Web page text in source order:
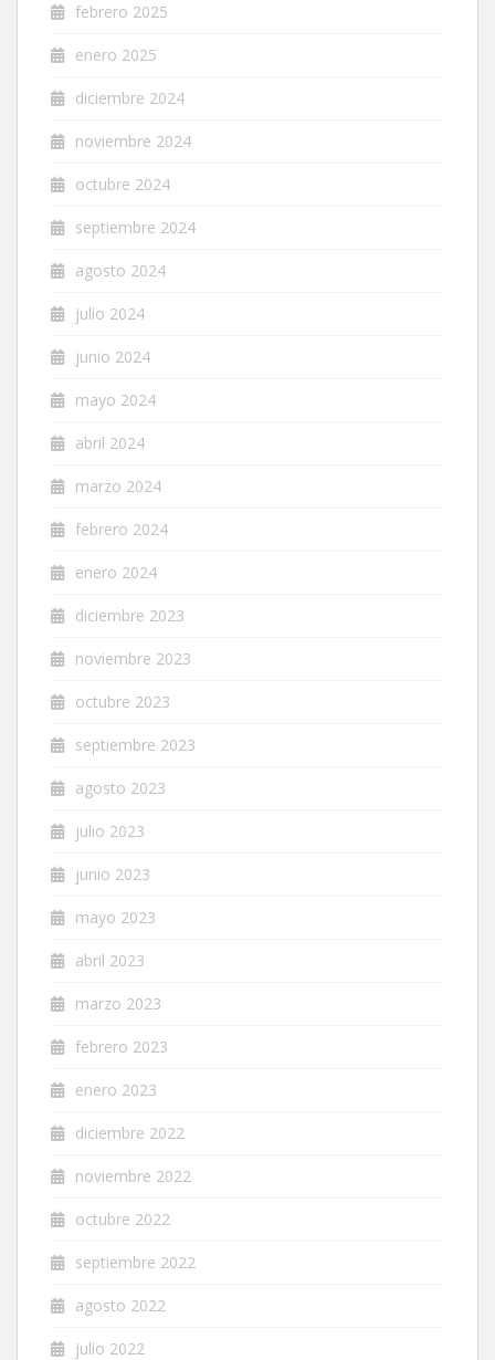
febrero 2025
enero 2025
diciembre 2024
noviembre 2024
octubre 2024
septiembre 2024
agosto 2024
julio 2024
junio 2024
mayo 2024
abril 2024
marzo 2024
febrero 2024
enero 2024
diciembre 2023
noviembre 2023
octubre 2023
septiembre 2023
agosto 2023
julio 2023
junio 2023
mayo 2023
abril 2023
marzo 2023
febrero 2023
enero 2023
diciembre 2022
noviembre 2022
octubre 2022
septiembre 2022
agosto 2022
julio 2022